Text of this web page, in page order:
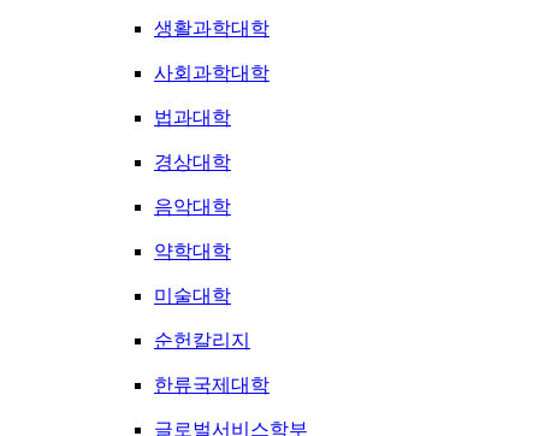
생활과학대학
사회과학대학
법과대학
경상대학
음악대학
약학대학
미술대학
순헌칼리지
한류국제대학
글로벌서비스학부